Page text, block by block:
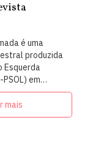
é uma
produzida
Esquerda
em
intelectuais,
mais